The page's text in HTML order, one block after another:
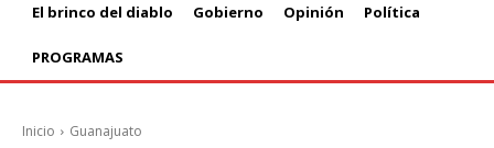
El brinco del diablo Gobierno Opinión Política
PROGRAMAS
Inicio Guanajuato